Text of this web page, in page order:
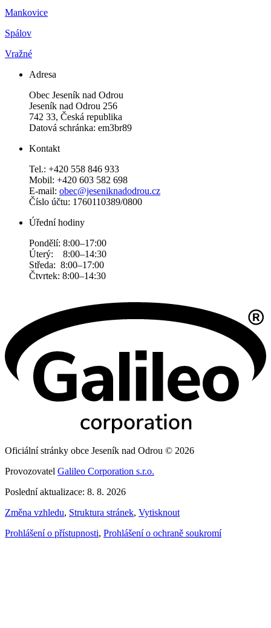
Mankovice
Spálov
Vražné
Adresa
Obec Jeseník nad Odrou
Jeseník nad Odrou 256
742 33, Česká republika
Datová schránka: em3br89
Kontakt
Tel.: +420 558 846 933
Mobil: +420 603 582 698
E-mail: obec@jeseniknadodrou.cz
Číslo účtu: 1760110389/0800
Úřední hodiny
Pondělí: 8:00–17:00
Úterý: 8:00–14:30
Středa: 8:00–17:00
Čtvrtek: 8:00–14:30
Oficiální stránky obce Jeseník nad Odrou © 2026
Provozovatel Galileo Corporation s.r.o.
Poslední aktualizace: 8. 8. 2026
Změna vzhledu, Struktura stránek, Vytisknout
Prohlášení o přístupnosti, Prohlášení o ochraně soukromí